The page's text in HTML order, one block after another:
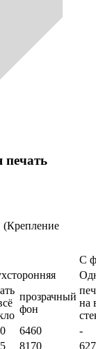
печать
(Крепление
С
прозрачный
фон
на
6460
-
8170